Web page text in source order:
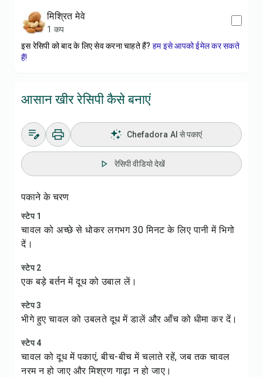
मिश्रित मेवे
1 कप
इस रेसिपी को बाद के लिए सेव करना चाहते हैं? हम इसे आपको ईमेल कर सकते
हैं!
आसान खीर रेसिपी कैसे बनाएं
Chefadora AI से पकाएं
रेसिपी वीडियो देखें
पकाने के चरण
स्टेप 1
चावल को अच्छे से धोकर लगभग 30 मिनट के लिए पानी में भिगो
दें।
स्टेप 2
एक बड़े बर्तन में दूध को उबाल लें।
स्टेप 3
भीगे हुए चावल को उबलते दूध में डालें और आँच को धीमा कर दें।
स्टेप 4
चावल को दूध में पकाएं, बीच-बीच में चलाते रहें, जब तक चावल
नरम न हो जाए और मिश्रण गाढ़ा न हो जाए।